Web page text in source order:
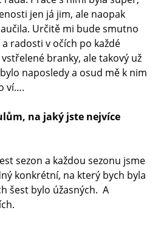
jen já jim, ale naopak
Určitě mi bude smutno
radosti v očích po každé
branky, ale takový už
naposledy a osud mě k nim
Kdo ví….
na jaký jste nejvíce
sezon a každou sezonu jsme
konkrétní, na který bych byla
šest bylo úžasných. A